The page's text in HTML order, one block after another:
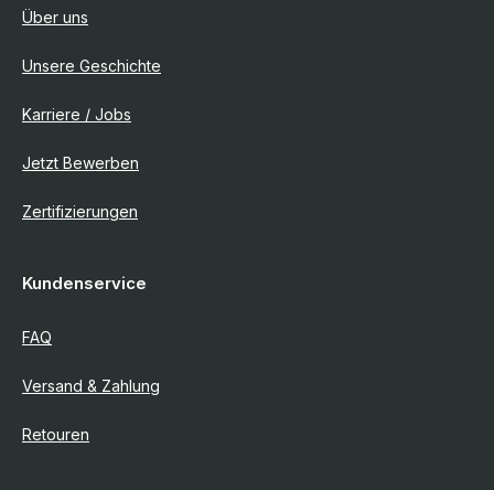
Über uns
Unsere Geschichte
Karriere / Jobs
Jetzt Bewerben
Zertifizierungen
Kundenservice
FAQ
Versand & Zahlung
Retouren